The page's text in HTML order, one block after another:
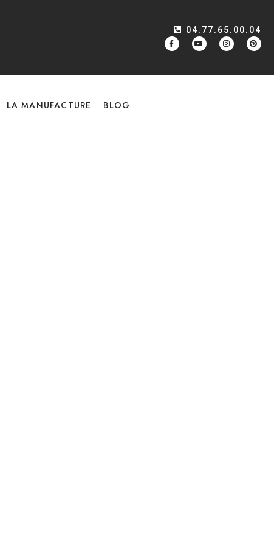
04.77.65.00.04
LA MANUFACTURE BLOG